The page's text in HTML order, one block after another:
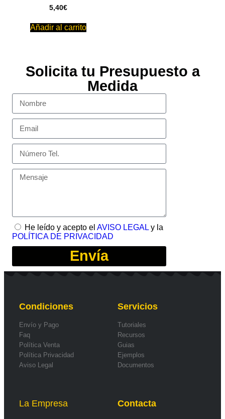
5,40€
Añadir al carrito
Solicita tu Presupuesto a
Medida
He leído y acepto el AVISO LEGAL y la
POLÍTICA DE PRIVACIDAD
Envía
Condiciones
Envío y Pago
Faq
Política Venta
Política Privacidad
Aviso Legal
Servicios
Tutoriales
Recursos
Guias
Ejemplos
Documentos
La Empresa Contacta